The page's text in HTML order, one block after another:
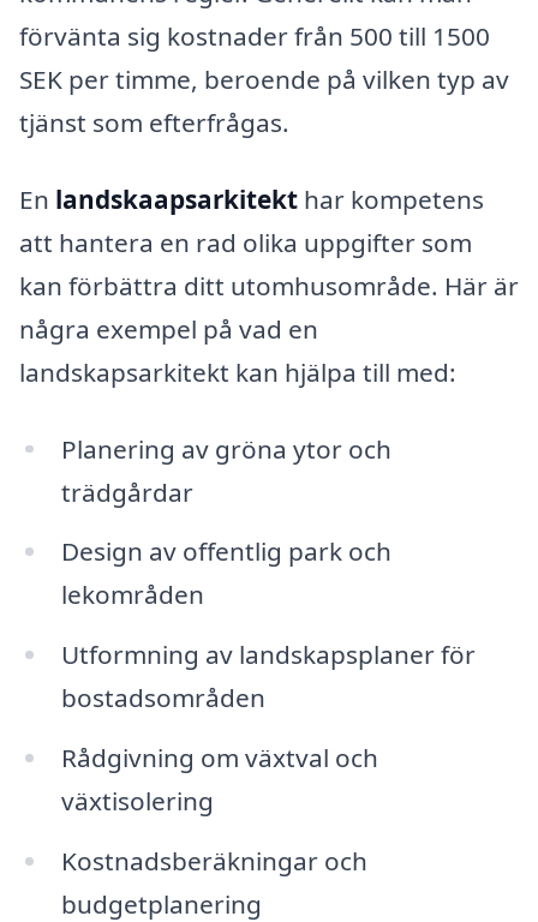
förvänta sig kostnader från 500 till 1500
SEK per timme, beroende på vilken typ av
tjänst som efterfrågas.
En landskaapsarkitekt har kompetens
att hantera en rad olika uppgifter som
kan förbättra ditt utomhusområde. Här är
några exempel på vad en
landskapsarkitekt kan hjälpa till med:
Planering av gröna ytor och
trädgårdar
Design av offentlig park och
lekområden
Utformning av landskapsplaner för
bostadsområden
Rådgivning om växtval och
växtisolering
Kostnadsberäkningar och
budgetplanering